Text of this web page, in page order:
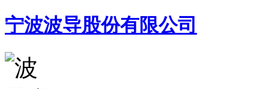
宁波波导股份有限公司